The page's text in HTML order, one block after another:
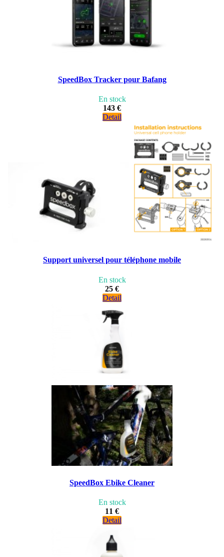
SpeedBox Tracker pour Bafang
En stock
143 €
Detail
Support universel pour téléphone mobile
En stock
25 €
Detail
SpeedBox Ebike Cleaner
En stock
11 €
Detail